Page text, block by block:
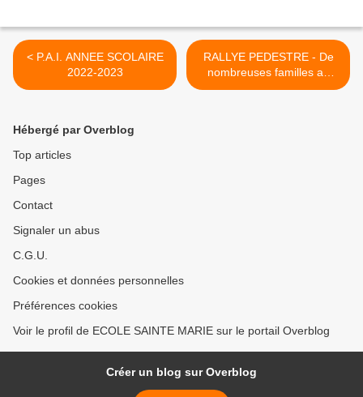
< P.A.I. ANNEE SCOLAIRE
2022-2023
RALLYE PEDESTRE - De
nombreuses familles au
rendez-vous ! >
Hébergé par Overblog
Top articles
Pages
Contact
Signaler un abus
C.G.U.
Cookies et données personnelles
Préférences cookies
Voir le profil de ECOLE SAINTE MARIE sur le portail Overblog
Créer un blog sur Overblog